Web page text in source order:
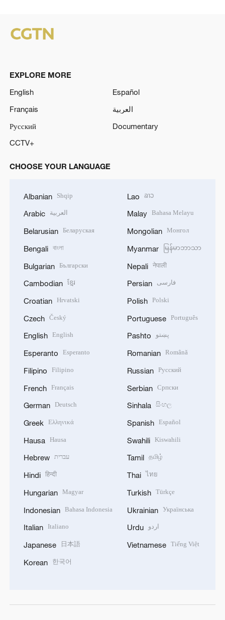
EXPLORE MORE
English
Español
Français
العربية
Русский
Documentary
CCTV+
CHOOSE YOUR LANGUAGE
Albanian Shqip
Arabic العربية
Belarusian Беларуская
Bengali বাংলা
Bulgarian Български
Cambodian ខ្មែរ
Croatian Hrvatski
Czech Český
English English
Esperanto Esperanto
Filipino Filipino
French Français
German Deutsch
Greek Ελληνικά
Hausa Hausa
Hebrew עברית
Hindi हिन्दी
Hungarian Magyar
Indonesian Bahasa Indonesia
Italian Italiano
Japanese 日本語
Korean 한국어
Lao ລາວ
Malay Bahasa Melayu
Mongolian Монгол
Myanmar မြန်မာဘာသာ
Nepali नेपाली
Persian فارسی
Polish Polski
Portuguese Português
Pashto پښتو
Romanian Română
Russian Русский
Serbian Српски
Sinhala සිංහල
Spanish Español
Swahili Kiswahili
Tamil தமிழ்
Thai ไทย
Turkish Türkçe
Ukrainian Українська
Urdu اردو
Vietnamese Tiếng Việt